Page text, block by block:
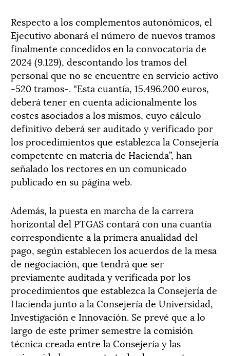
Respecto a los complementos autonómicos, el
Ejecutivo abonará el número de nuevos tramos
finalmente concedidos en la convocatoria de
2024 (9.129), descontando los tramos del
personal que no se encuentre en servicio activo
-520 tramos-. “Esta cuantía, 15.496.200 euros,
deberá tener en cuenta adicionalmente los
costes asociados a los mismos, cuyo cálculo
definitivo deberá ser auditado y verificado por
los procedimientos que establezca la Consejería
competente en materia de Hacienda”, han
señalado los rectores en un comunicado
publicado en su página web.
Además, la puesta en marcha de la carrera
horizontal del PTGAS contará con una cuantía
correspondiente a la primera anualidad del
pago, según establecen los acuerdos de la mesa
de negociación, que tendrá que ser
previamente auditada y verificada por los
procedimientos que establezca la Consejería de
Hacienda junto a la Consejería de Universidad,
Investigación e Innovación. Se prevé que a lo
largo de este primer semestre la comisión
técnica creada entre la Consejería y las